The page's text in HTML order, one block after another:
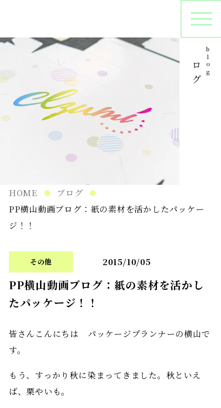
プリントサンプル
在庫管理
ブログblog
HOME
ブログ
PP横山動画ブログ：紙の素材を活かしたパッケー
ジ！！
その他 2015/10/05
PP横山動画ブログ：紙の素材を活かし
たパッケージ！！
皆さんこんにちは パッケージプランナーの横山で
す。
もう、すっかり秋に染まってきました。秋といえ
ば、栗やいも。